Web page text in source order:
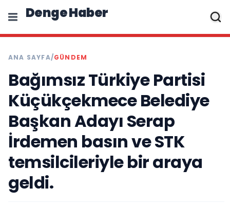
Denge Haber
ANA SAYFA/GÜNDEM
Bağımsız Türkiye Partisi
Küçükçekmece Belediye
Başkan Adayı Serap
İrdemen basın ve STK
temsilcileriyle bir araya
geldi.